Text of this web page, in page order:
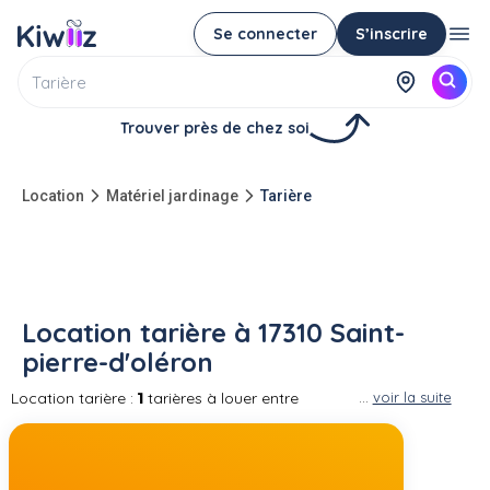
Se connecter S’inscrire
Trouver près de chez soi
Location Matériel jardinage Tarière
Location tarière à 17310 Saint-
pierre-d'oléron
Location tarière : 1 tarières à louer entre
existe plusieurs types de tarières selon
voir la suite